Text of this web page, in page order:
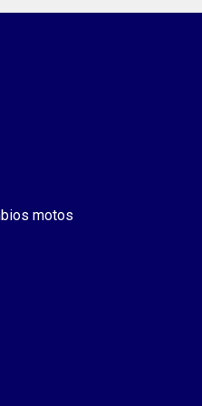
motos